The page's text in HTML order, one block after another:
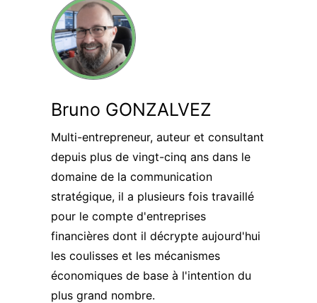
Bruno GONZALVEZ
Multi-entrepreneur, auteur et consultant
depuis plus de vingt-cinq ans dans le
domaine de la communication
stratégique, il a plusieurs fois travaillé
pour le compte d'entreprises
financières dont il décrypte aujourd'hui
les coulisses et les mécanismes
économiques de base à l'intention du
plus grand nombre.